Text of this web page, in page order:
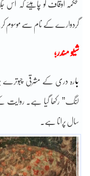
محکمہ اوقاف کو چاہیئے کہ اس
گردوارے کے نام سے موسوم
شیو مندر؛
بارہ دری کے مشرقی چبوترے
لِنگ” رکھا گیا ہے۔ روایت کے
سال پرانا ہے۔